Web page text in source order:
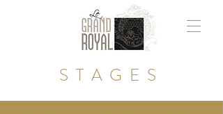
STAGES